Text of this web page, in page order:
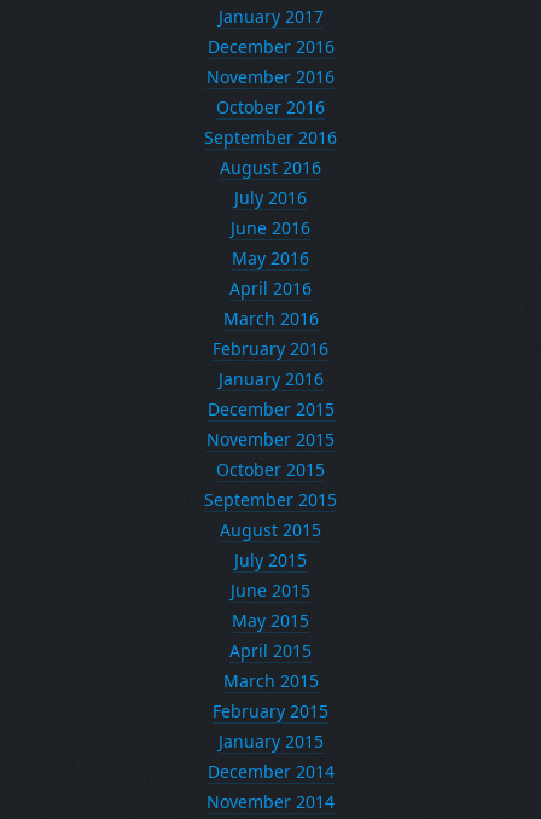
January 2017
December 2016
November 2016
October 2016
September 2016
August 2016
July 2016
June 2016
May 2016
April 2016
March 2016
February 2016
January 2016
December 2015
November 2015
October 2015
September 2015
August 2015
July 2015
June 2015
May 2015
April 2015
March 2015
February 2015
January 2015
December 2014
November 2014